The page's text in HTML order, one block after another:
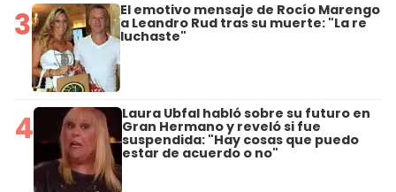
3 El emotivo mensaje de Rocío Marengo
a Leandro Rud tras su muerte: "La re
luchaste"
4 Laura Ubfal habló sobre su futuro en
Gran Hermano y reveló si fue
suspendida: "Hay cosas que puedo
estar de acuerdo o no"